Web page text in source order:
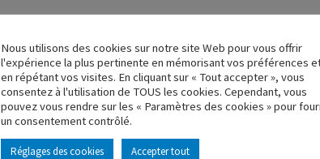
Nous utilisons des cookies sur notre site Web pour vous offrir
l'expérience la plus pertinente en mémorisant vos préférences
en répétant vos visites. En cliquant sur « Tout accepter », vous
consentez à l'utilisation de TOUS les cookies. Cependant, vous
pouvez vous rendre sur les « Paramètres des cookies » pour
un consentement contrôlé.
Réglages des cookies Accepter tout